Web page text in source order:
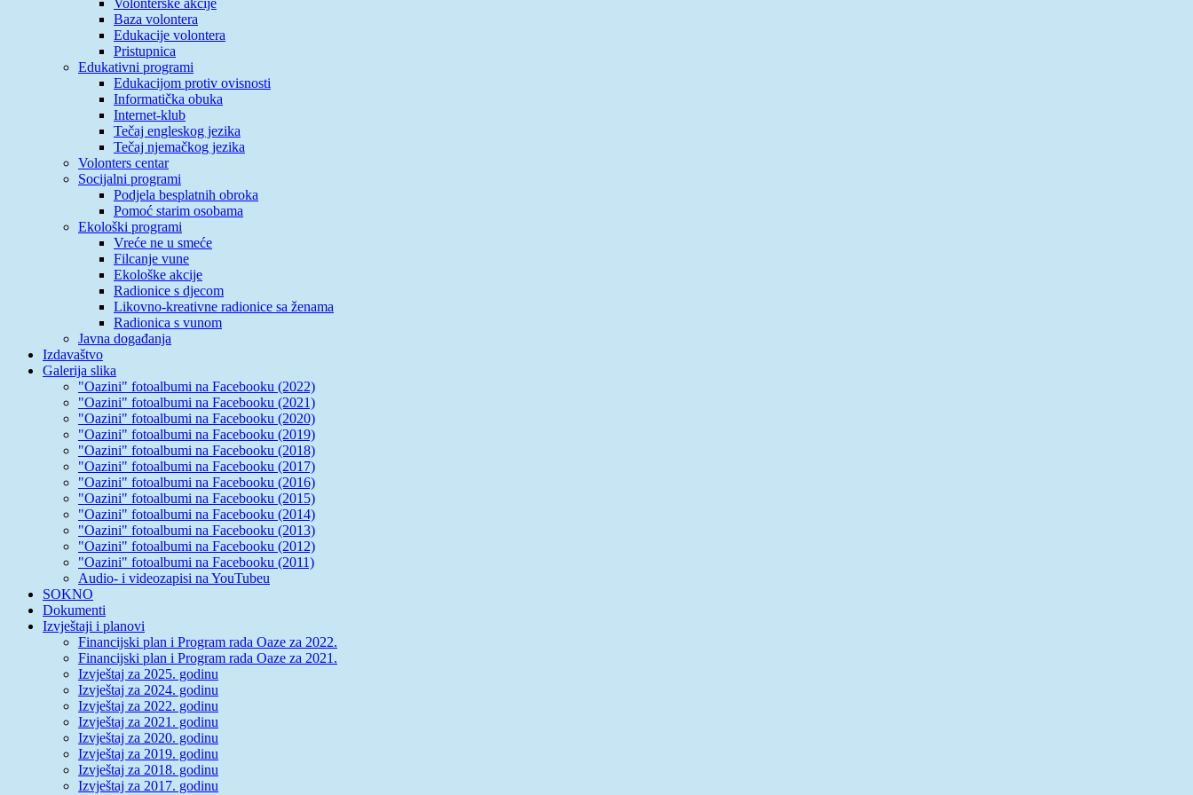
Baza volontera
Edukacije volontera
Pristupnica
Edukativni programi
Edukacijom protiv ovisnosti
Informatička obuka
Internet-klub
Tečaj engleskog jezika
Tečaj njemačkog jezika
Volonters centar
Socijalni programi
Podjela besplatnih obroka
Pomoć starim osobama
Ekološki programi
Vreće ne u smeće
Filcanje vune
Ekološke akcije
Radionice s djecom
Likovno-kreativne radionice sa ženama
Radionica s vunom
Javna događanja
Izdavaštvo
Galerija slika
"Oazini" fotoalbumi na Facebooku (2022)
"Oazini" fotoalbumi na Facebooku (2021)
"Oazini" fotoalbumi na Facebooku (2020)
"Oazini" fotoalbumi na Facebooku (2019)
"Oazini" fotoalbumi na Facebooku (2018)
"Oazini" fotoalbumi na Facebooku (2017)
"Oazini" fotoalbumi na Facebooku (2016)
"Oazini" fotoalbumi na Facebooku (2015)
"Oazini" fotoalbumi na Facebooku (2014)
"Oazini" fotoalbumi na Facebooku (2013)
"Oazini" fotoalbumi na Facebooku (2012)
"Oazini" fotoalbumi na Facebooku (2011)
Audio- i videozapisi na YouTubeu
SOKNO
Dokumenti
Izvještaji i planovi
Financijski plan i Program rada Oaze za 2022.
Financijski plan i Program rada Oaze za 2021.
Izvještaj za 2025. godinu
Izvještaj za 2024. godinu
Izvještaj za 2022. godinu
Izvještaj za 2021. godinu
Izvještaj za 2020. godinu
Izvještaj za 2019. godinu
Izvještaj za 2018. godinu
Izvještaj za 2017. godinu